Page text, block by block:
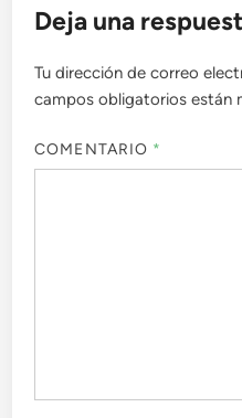
Deja una
Tu dirección de correo
campos obligatorios están
COMENTARIO *